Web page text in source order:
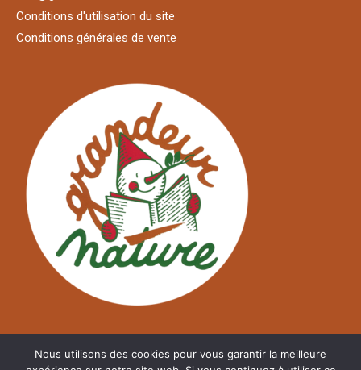
Conditions d'utilisation du site
Conditions générales de vente
Nous utilisons des cookies pour vous garantir la meilleure